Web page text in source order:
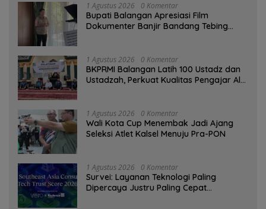
1 Agustus 2026 0 Komentar
Bupati Balangan Apresiasi Film
Dokumenter Banjir Bandang Tebing
1 Agustus 2026 0 Komentar
BKPRMI Balangan Latih 100 Ustadz dan
Ustadzah, Perkuat Kualitas Pengajar Al-
1 Agustus 2026 0 Komentar
Wali Kota Cup Menembak Jadi Ajang
Seleksi Atlet Kalsel Menuju Pra-PON
1 Agustus 2026 0 Komentar
Survei: Layanan Teknologi Paling
Dipercaya Justru Paling Cepat